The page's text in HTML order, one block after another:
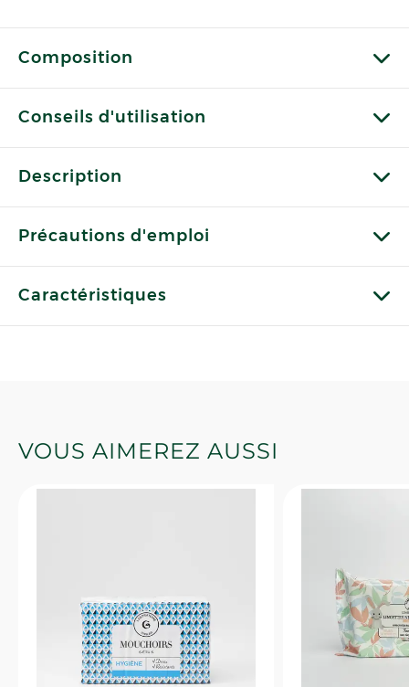
Composition
Conseils d'utilisation
Description
Précautions d'emploi
Caractéristiques
VOUS AIMEREZ AUSSI